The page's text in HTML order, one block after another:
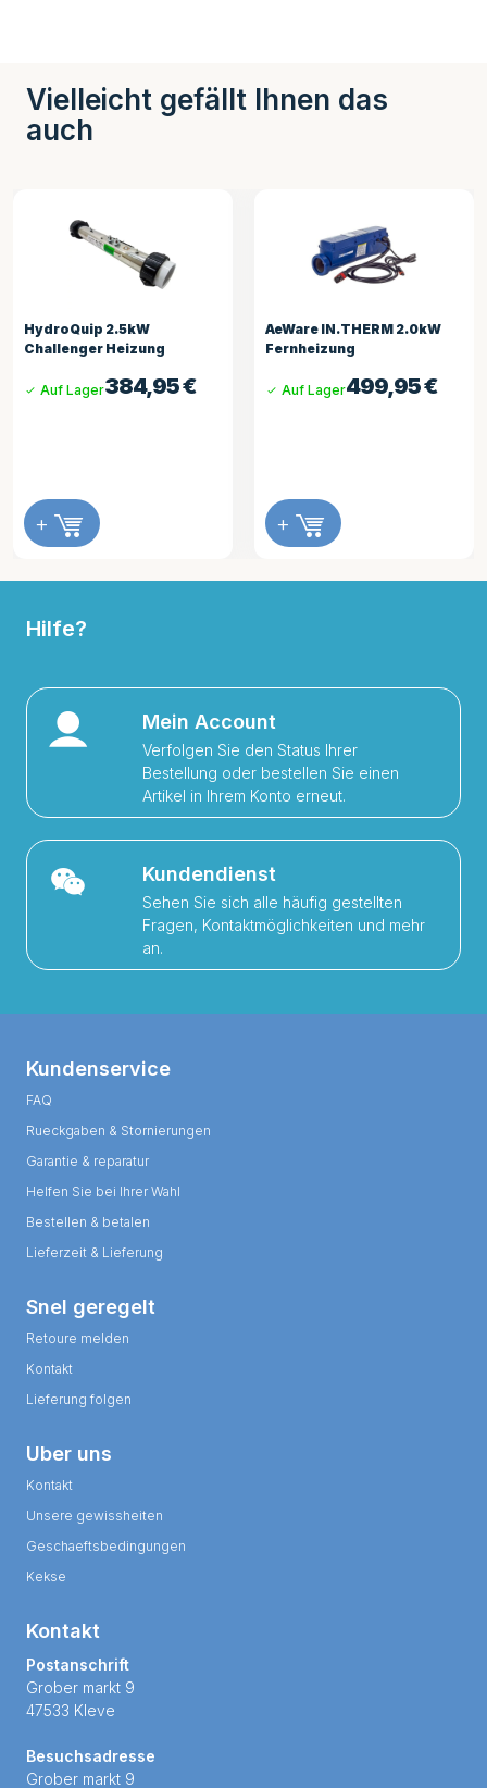
Vielleicht gefällt Ihnen das
auch
HydroQuip 2.5kW
Challenger Heizung
384,95€
Auf Lager
+
AeWare IN.THERM 2.0kW
Fernheizung
499,95€
Auf Lager
+
Hilfe?
Mein Account
Verfolgen Sie den Status Ihrer
Bestellung oder bestellen Sie einen
Artikel in Ihrem Konto erneut.
Kundendienst
Sehen Sie sich alle häufig gestellten
Fragen, Kontaktmöglichkeiten und mehr
an.
Kundenservice
FAQ
Rueckgaben & Stornierungen
Garantie & reparatur
Helfen Sie bei Ihrer Wahl
Bestellen & betalen
Lieferzeit & Lieferung
Snel geregelt
Retoure melden
Kontakt
Lieferung folgen
Uber uns
Kontakt
Unsere gewissheiten
Geschaeftsbedingungen
Kekse
Kontakt
Postanschrift
Grober markt 9
47533 Kleve
Besuchsadresse
Grober markt 9